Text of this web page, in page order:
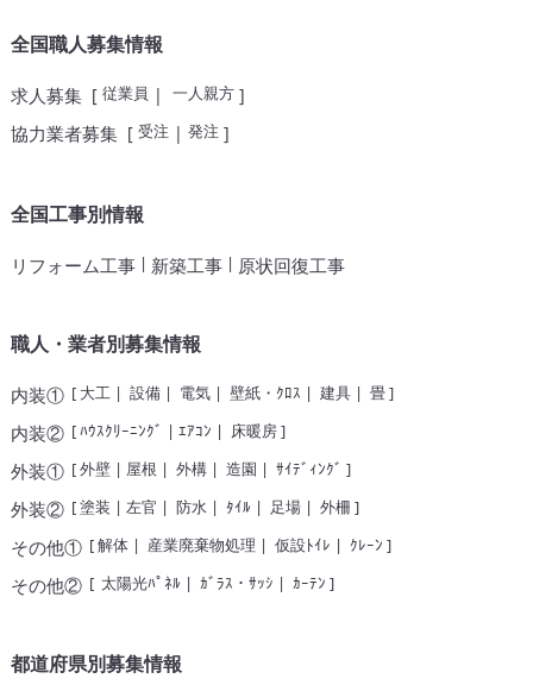
全国職人募集情報
求人募集[ 従業員| 一人親方]
協力業者募集[ 受注| 発注]
全国工事別情報
リフォーム工事| 新築工事| 原状回復工事
職人・業者別募集情報
内装①[ 大工| 設備| 電気| 壁紙・ｸﾛｽ | 建具| 畳]
内装②[ﾊｳｽｸﾘｰﾆﾝｸﾞ | ｴｱｺﾝ | 床暖房]
外装①[外壁| 屋根 | 外構| 造園 | ｻｲﾃﾞｨﾝｸﾞ ]
外装②[塗装 | 左官 | 防水| ﾀｲﾙ | 足場| 外柵 ]
その他①[解体| 産業廃棄物処理 | 仮設ﾄｲﾚ | ｸﾚｰﾝ ]
その他②[ 太陽光ﾊﾟﾈﾙ | ｶﾞﾗｽ・ｻｯｼ | ｶｰﾃﾝ ]
都道府県別募集情報